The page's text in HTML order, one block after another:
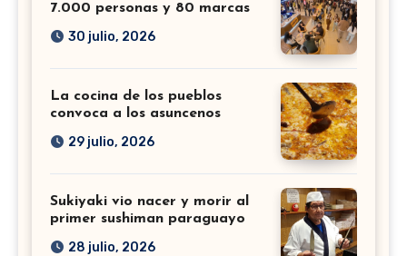
7.000 personas y 80 marcas
30 julio, 2026
La cocina de los pueblos
convoca a los asuncenos
29 julio, 2026
Sukiyaki vio nacer y morir al
primer sushiman paraguayo
28 julio, 2026